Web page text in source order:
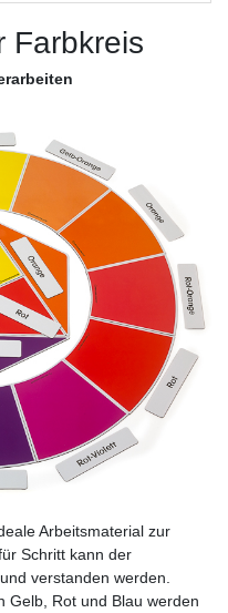
Farbkreis
Arbeitsmaterial zur
Schritt kann der
verstanden werden.
Gelb, Rot und Blau werden